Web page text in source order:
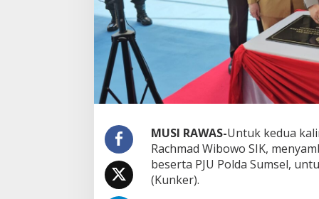
g
T
o
s
k
M
u
MUSI RAWAS-Untuk kedua
Rachmad Wibowo SIK,
beserta PJU Polda Sumsel,
(Kunker).
Heri Amalindo,
Sumsel dan Jadi
Di Berita, Politik | 18